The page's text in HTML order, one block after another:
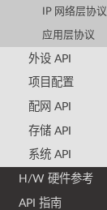
IP 网络层协议
应用层协议
外设 API
项目配置
配网 API
存储 API
系统 API
H/W 硬件参考
API 指南